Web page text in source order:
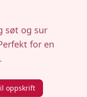
søt og sur
for en
oppskrift